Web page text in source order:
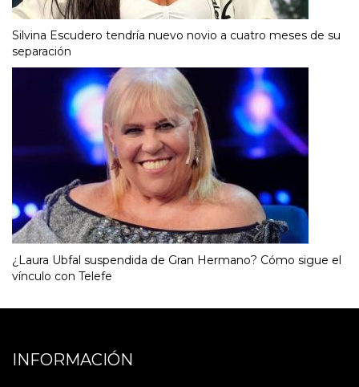
Silvina Escudero tendría nuevo novio a cuatro meses de su
separación
¿Laura Ubfal suspendida de Gran Hermano? Cómo sigue el
vínculo con Telefe
INFORMACIÓN